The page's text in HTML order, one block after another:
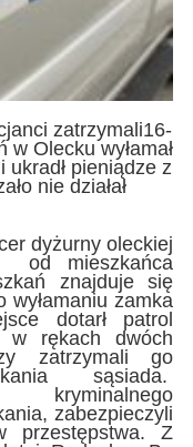
zatrzymali16-
Olecku wyłamał
pieniądze z
nie działał
dyżurny oleckiej
od mieszkańca
znajduje się
wyłamaniu zamka
dotarł patrol
w rękach dwóch
zatrzymali go
sąsiada.
kryminalnego
zabezpieczyli
przestępstwa. Z